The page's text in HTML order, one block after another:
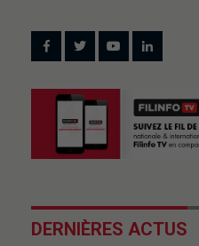
DERNIÈRES ACTUS